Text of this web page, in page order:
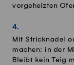
vorgeheizten
Mit Stricknadel
machen: in der
Bleibt kein Teig